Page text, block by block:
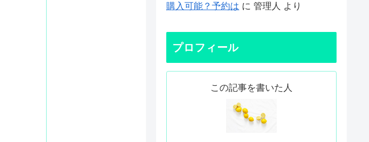
購入可能？予約は に 管理人 より
プロフィール
この記事を書いた人